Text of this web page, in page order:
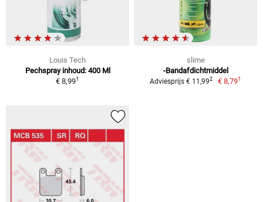
Louis Tech
Pechspray inhoud: 400 Ml
€ 8,991
slime
-Bandafdichtmiddel
Adviesprijs € 11,992 € 8,791